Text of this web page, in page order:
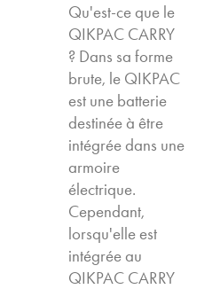
Qu'est-ce que le
QIKPAC CARRY
? Dans sa forme
brute, le QIKPAC
est une batterie
destinée à être
intégrée dans une
armoire
électrique.
Cependant,
lorsqu'elle est
intégrée au
QIKPAC CARRY